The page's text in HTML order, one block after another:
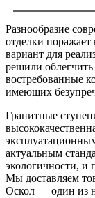
Разнообразие
отделки
вариант для
решили
востребованные
имеющих
Гранитные
актуальным
экологичности, и
Мы доставляем
Оскол — один из